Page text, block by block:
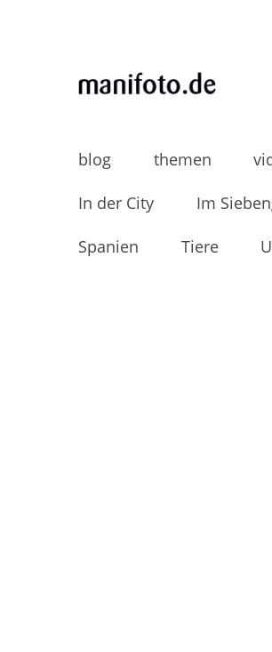
blog themen
In der City Im
Spanien Tiere